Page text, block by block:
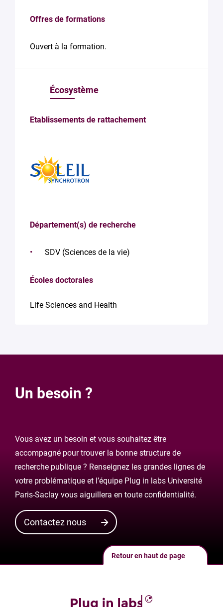
Offres de formations
Ouvert à la formation.
Écosystème
Etablissements de rattachement
Département(s) de recherche
SDV (Sciences de la vie)
Écoles doctorales
Life Sciences and Health
Un besoin ?
Vous avez un besoin et vous souhaitez être
accompagné pour trouver la bonne structure de
recherche publique ? Renseignez les grandes lignes de
votre problématique et l’équipe Plug in labs Université
Paris-Saclay vous aiguillera en toute confidentialité.
Contactez nous
Retour en haut de page